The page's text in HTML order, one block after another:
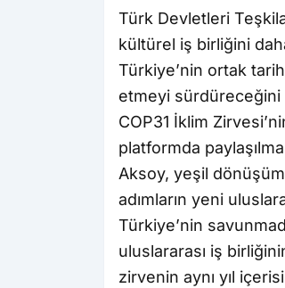
Türk Devletleri
kültürel iş birliğini
Türkiye’nin ortak
etmeyi sürdüreceğini
COP31 İklim
platformda
Aksoy, yeşil
adımların yeni
Türkiye’nin
uluslararası iş
zirvenin aynı yıl